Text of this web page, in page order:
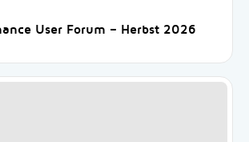
User Forum – Herbst 2026